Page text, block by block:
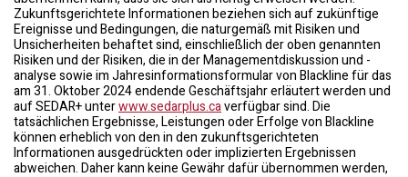
Zukunftsgerichtete Informationen beziehen sich auf zukünftige
Ereignisse und Bedingungen, die naturgemäß mit Risiken und
Unsicherheiten behaftet sind, einschließlich der oben genannten
Risiken und der Risiken, die in der Managementdiskussion und -
analyse sowie im Jahresinformationsformular von Blackline für das
am 31. Oktober 2024 endende Geschäftsjahr erläutert werden und
auf SEDAR+ unterwww.sedarplus.caverfügbar sind. Die
tatsächlichen Ergebnisse, Leistungen oder Erfolge von Blackline
können erheblich von den in den zukunftsgerichteten
Informationen ausgedrückten oder implizierten Ergebnissen
abweichen. Daher kann keine Gewähr dafür übernommen werden,